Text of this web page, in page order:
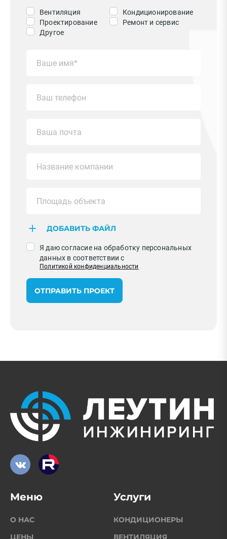
Вентиляция
Кондиционирование
Проектирование
Ремонт и сервис
Другое
ДОБАВИТЬ ФАЙЛ
Я даю согласие на обработку персональных
данных в соответствии с
Политикой конфиденциальности
ОТПРАВИТЬ ПРОЕКТ
Меню
О НАС
ЦЕНЫ
Услуги
КОНДИЦИОНЕРЫ
ВЕНТИЛЯЦИЯ